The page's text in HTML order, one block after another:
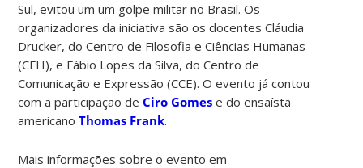
Sul, evitou um um golpe militar no Brasil. Os
organizadores da iniciativa são os docentes Cláudia
Drucker, do Centro de Filosofia e Ciências Humanas
(CFH), e Fábio Lopes da Silva, do Centro de
Comunicação e Expressão (CCE). O evento já contou
com a participação deCiro Gomes e do ensaísta
americanoThomas Frank.
Mais informações sobre o evento em